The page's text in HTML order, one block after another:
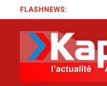
FLASHNEWS: